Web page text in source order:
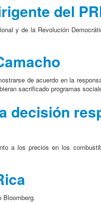
del
y de la Revolución
de acuerdo en la
sacrificado programas
decisión
a los precios en los
Bloomberg.